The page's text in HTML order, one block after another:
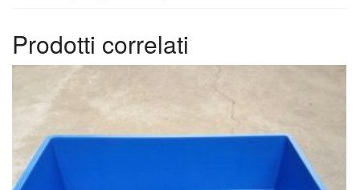
Prodotti correlati